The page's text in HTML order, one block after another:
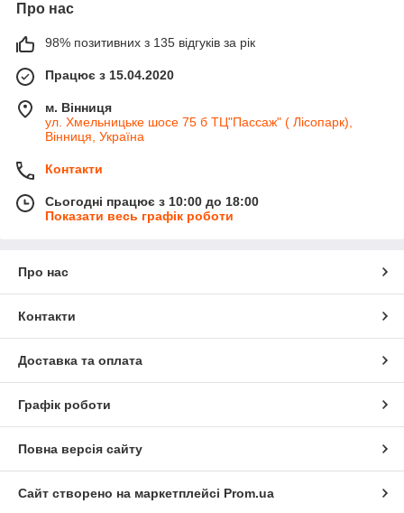
Про нас
98% позитивних з 135 відгуків за рік
Працює з 15.04.2020
м. Вінниця
ул. Хмельницьке шосе 75 б ТЦ"Пассаж" ( Лісопарк),
Вінниця, Україна
Контакти
Сьогодні працює з 10:00 до 18:00
Показати весь графік роботи
Про нас
Контакти
Доставка та оплата
Графік роботи
Повна версія сайту
Сайт створено на маркетплейсі Prom.ua